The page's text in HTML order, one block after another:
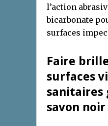
l’action
bicarbonate
surfaces
Faire
surfaces
sanitaires
savon noir